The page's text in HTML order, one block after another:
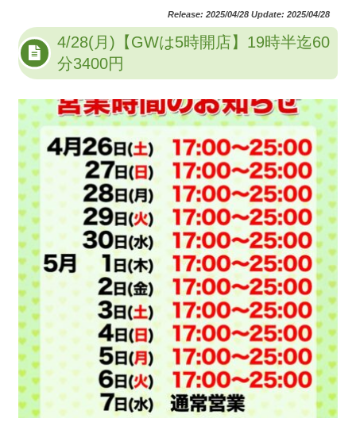
Release: 2025/04/28 Update: 2025/04/28
4/28(月)【GWは5時開店】19時半迄60
分3400円